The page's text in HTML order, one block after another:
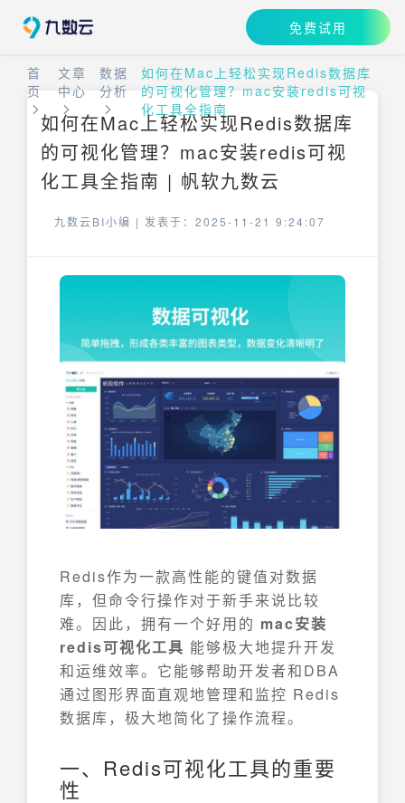
免费试用
首
页
文章
中心
数据
分析
如何在Mac上轻松实现Redis数据库
的可视化管理？mac安装redis可视
化工具全指南
如何在Mac上轻松实现Redis数据库
的可视化管理？mac安装redis可视
化工具全指南 | 帆软九数云
九数云BI小编 | 发表于：2025-11-21 9:24:07
Redis作为一款高性能的键值对数据
库，但命令行操作对于新手来说比较
难。因此，拥有一个好用的 mac安装
redis可视化工具 能够极大地提升开发
和运维效率。它能够帮助开发者和DBA
通过图形界面直观地管理和监控 Redis
数据库，极大地简化了操作流程。
一、Redis可视化工具的重要
性